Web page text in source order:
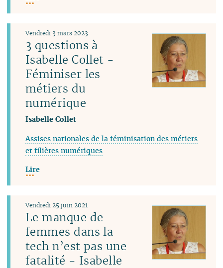
3 questions à
Isabelle Collet -
Féminiser les
métiers du
numérique
Vendredi 3 mars 2023
Isabelle Collet
Assises nationales de la féminisation des métiers
et filières numériques
Lire
Le manque de
femmes dans la
tech n’est pas une
fatalité - Isabelle
Vendredi 25 juin 2021